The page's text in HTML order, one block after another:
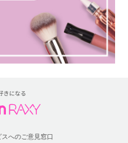
スへのご意見窓口